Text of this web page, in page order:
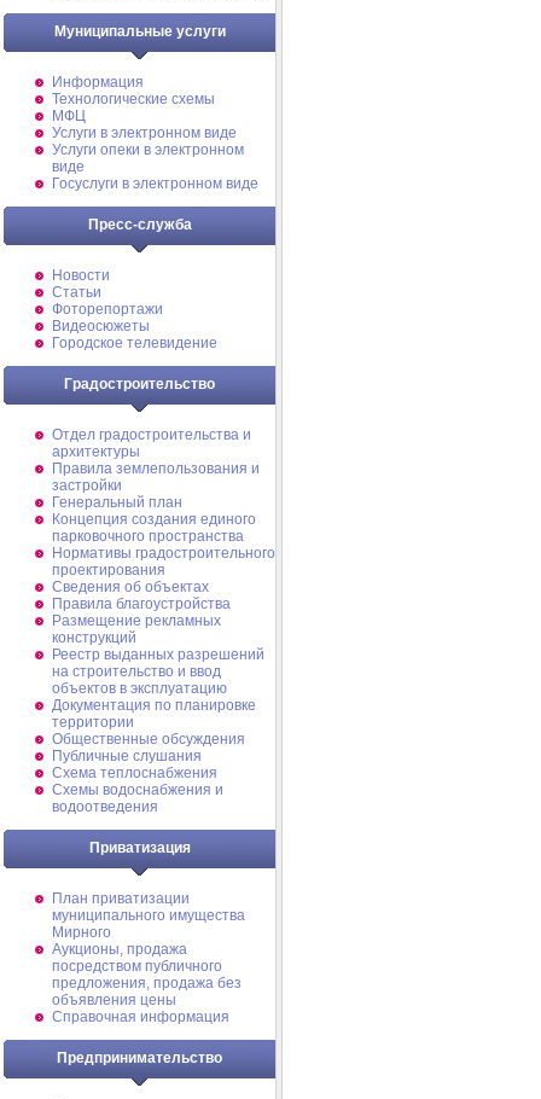
Муниципальные услуги
Информация
Технологические схемы
МФЦ
Услуги в электронном виде
Услуги опеки в электронном
виде
Госуслуги в электронном виде
Пресс-служба
Новости
Статьи
Фоторепортажи
Видеосюжеты
Городское телевидение
Градостроительство
Отдел градостроительства и
архитектуры
Правила землепользования и
застройки
Генеральный план
Концепция создания единого
парковочного пространства
Нормативы градостроительного
проектирования
Сведения об объектах
Правила благоустройства
Размещение рекламных
конструкций
Реестр выданных разрешений
на строительство и ввод
объектов в эксплуатацию
Документация по планировке
территории
Общественные обсуждения
Публичные слушания
Схема теплоснабжения
Схемы водоснабжения и
водоотведения
Приватизация
План приватизации
муниципального имущества
Мирного
Аукционы, продажа
посредством публичного
предложения, продажа без
объявления цены
Справочная информация
Предпринимательство